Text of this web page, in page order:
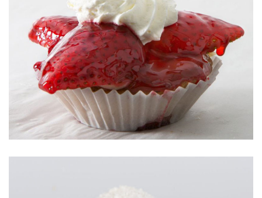
TARTALETA DE STRAWBERRIES